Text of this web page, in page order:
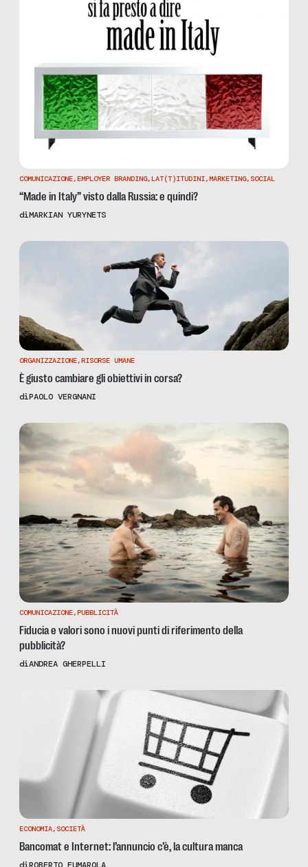
COMUNICAZIONE,EMPLOYER BRANDING,LAT(T)ITUDINI,MARKETING, SOCIAL
“Made in Italy” visto dalla Russia: e quindi?
diMARKIAN YURYNETS
ORGANIZZAZIONE,RISORSE UMANE
È giusto cambiare gli obiettivi in corsa?
diPAOLO VERGNANI
COMUNICAZIONE,PUBBLICITÀ
Fiducia e valori sono i nuovi punti di riferimento della
pubblicità?
diANDREA GHERPELLI
ECONOMIA, SOCIETÀ
Bancomat e Internet: l’annuncio c’è, la cultura manca
diROBERTO FUMAROLA